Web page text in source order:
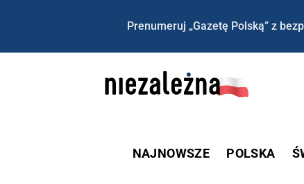
Prenumeruj „Gazetę Polską” z
NAJNOWSZE POLSKA